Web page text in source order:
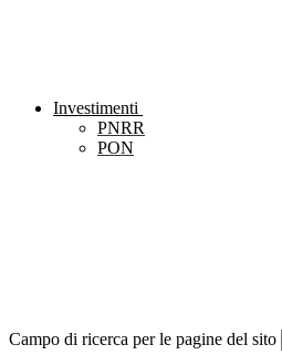
Investimenti
PNRR
PON
Campo di ricerca per le pagine del sito